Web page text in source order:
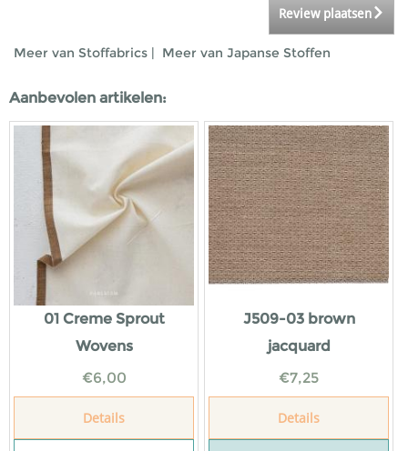
Review plaatsen
Meer van Stoffabrics | Meer van Japanse Stoffen
Aanbevolen artikelen:
01 Creme Sprout
Wovens
€6,00
Details
J509-03 brown
jacquard
€7,25
Details